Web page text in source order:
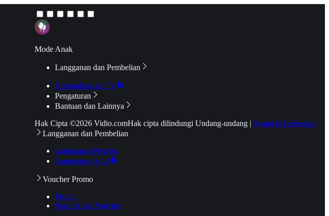
Mode Anak
Langganan dan Pembelian
Hubungkan ke TV
Pengaturan
Bantuan dan Lainnya
Hak Cipta ©2026 Vidio.comHak cipta dilindungi Undang-undang | Syarat & Ketentuan
Langganan dan Pembelian
Langganan Premier
Langganan Aktif
Voucher Promo
Promo
Pakai Kode Voucher